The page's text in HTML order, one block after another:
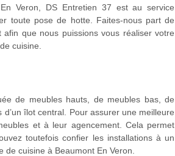
Veron, DS Entretien 37 est au service
toute pose de hotte. Faites-nous part de
afin que nous puissions vous réaliser votre
cuisine.
de meubles hauts, de meubles bas, de
d’un îlot central. Pour assurer une meilleure
et à leur agencement. Cela permet
toutefois confier les installations à un
cuisine à Beaumont En Veron.